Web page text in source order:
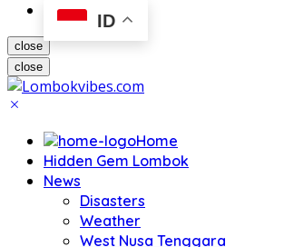
ID
close
close
Home
Hidden Gem Lombok
News
Disasters
Weather
West Nusa Tenggara